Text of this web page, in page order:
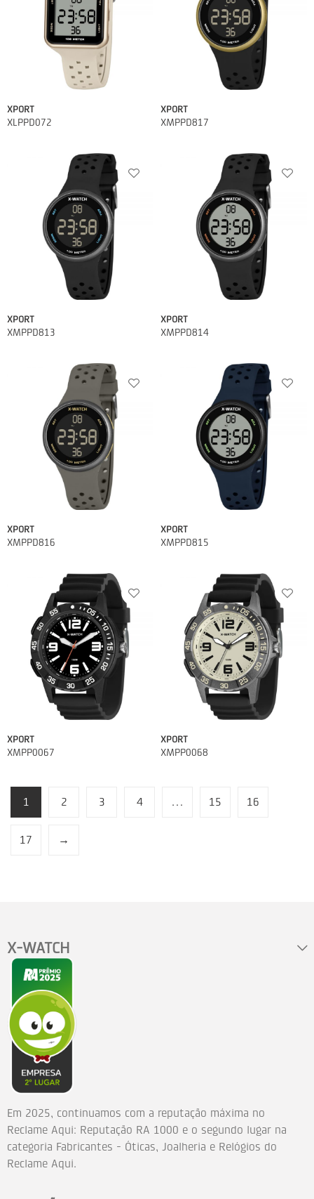
XPORT
XLPPD072
XPORT
XMPPD817
XPORT
XMPPD813
XPORT
XMPPD814
XPORT
XMPPD816
XPORT
XMPPD815
XPORT
XMPP0067
XPORT
XMPP0068
1 2 3 4 … 15 16
17 →
X-WATCH
Em 2025, continuamos com a reputação máxima no
Reclame Aqui: Reputação RA 1000 e o segundo lugar na
categoria Fabricantes - Óticas, Joalheria e Relógios do
Reclame Aqui.